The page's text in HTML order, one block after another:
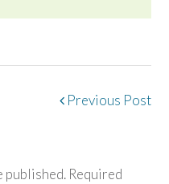
Previous Post
published. Required